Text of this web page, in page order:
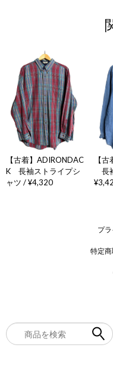
【古着】ADIRONDAC
K 長袖ストライプシ
ャツ / ¥4,320
【
長
プ
特定